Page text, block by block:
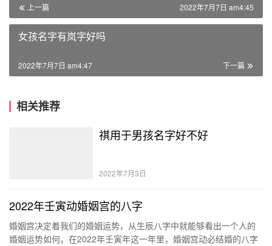
上一篇 2022年7月7日 am4:45
女孩名字有岚字好吗
下一篇
2022年7月7日 am4:47
相关推荐
祺用于男孩名字好不好
2022年7月3日
2022年壬寅动婚姻宫的八字
婚姻宫决定着我们的婚姻运势，从生辰八字中就能够看出一个人的
婚姻运势如何。在2022年壬寅年这一年里，婚姻宫动必结婚的八字